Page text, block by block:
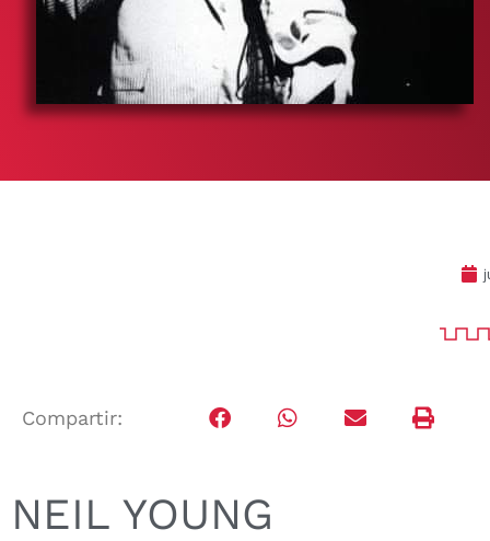
Compartir:
NEIL YOUNG